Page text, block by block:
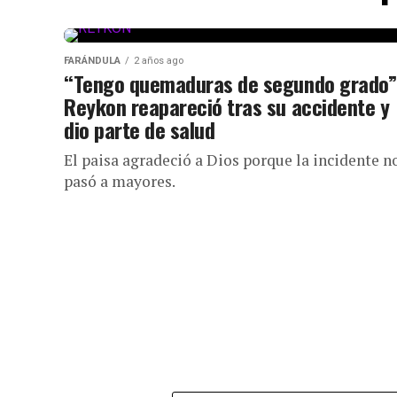
FARÁNDULA 2 años ago
“Tengo quemaduras de segundo
Reykon reapareció tras su accidente y
dio parte de salud
El paisa agradeció a Dios porque la incidente
pasó a mayores.